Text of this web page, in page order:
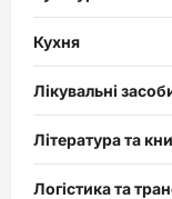
Кухня
Лікувальні
Література та
Логістика та